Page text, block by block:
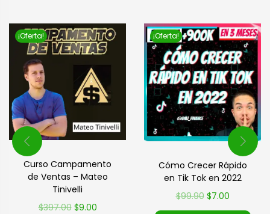
¡Oferta!
Curso Campamento
de Ventas – Mateo
Tinivelli
$397.00 $9.00
¡Oferta!
Cómo Crecer Rápido
en Tik Tok en 2022
$99.90 $7.00